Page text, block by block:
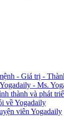
- Giá trị -
- Ms.
thành và phát
về Yogadaily
viên Yogadaily